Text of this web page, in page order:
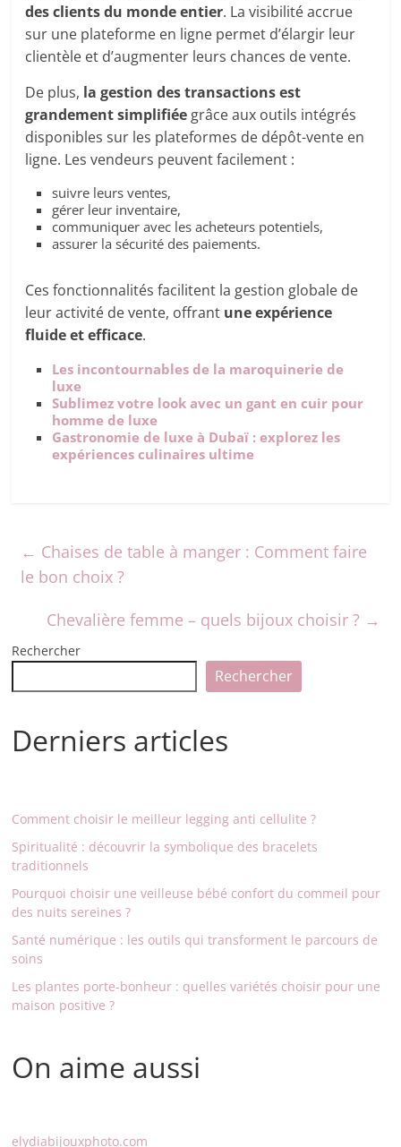
des clients du monde entier. La visibilité accrue
sur une plateforme en ligne permet d’élargir leur
clientèle et d’augmenter leurs chances de vente.
De plus, la gestion des transactions est
grandement simplifiée grâce aux outils intégrés
disponibles sur les plateformes de dépôt-vente en
ligne. Les vendeurs peuvent facilement :
suivre leurs ventes,
gérer leur inventaire,
communiquer avec les acheteurs potentiels,
assurer la sécurité des paiements.
Ces fonctionnalités facilitent la gestion globale de
leur activité de vente, offrant une expérience
fluide et efficace.
Les incontournables de la maroquinerie de
luxe
Sublimez votre look avec un gant en cuir pour
homme de luxe
Gastronomie de luxe à Dubaï : explorez les
expériences culinaires ultime
← Chaises de table à manger : Comment faire
le bon choix ?
Chevalière femme – quels bijoux choisir ? →
Rechercher
Rechercher
Derniers articles
Comment choisir le meilleur legging anti cellulite ?
Spiritualité : découvrir la symbolique des bracelets
traditionnels
Pourquoi choisir une veilleuse bébé confort du commeil pour
des nuits sereines ?
Santé numérique : les outils qui transforment le parcours de
soins
Les plantes porte-bonheur : quelles variétés choisir pour une
maison positive ?
On aime aussi
elydiabijouxphoto.com